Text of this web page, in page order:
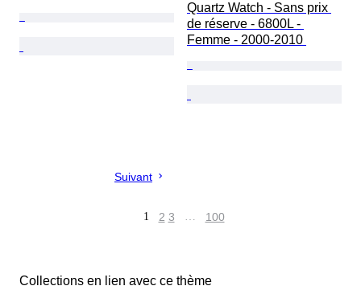
Quartz Watch - Sans prix
de réserve - 6800L -
Femme - 2000-2010
Suivant
1 2 3 … 100
Collections en lien avec ce thème